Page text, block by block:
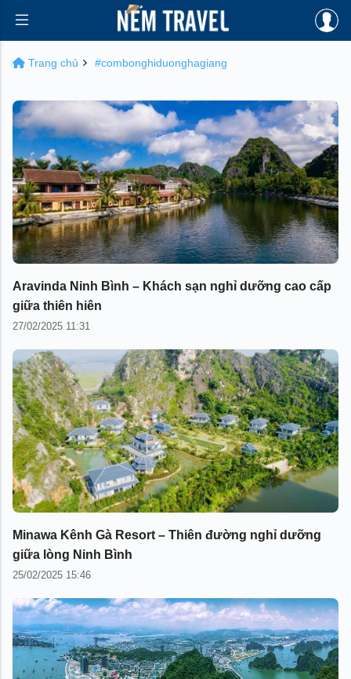
Trang chủ #combonghiduonghagiang
Aravinda Ninh Bình – Khách sạn nghỉ dưỡng cao cấp
giữa thiên hiên
27/02/2025 11:31
Minawa Kênh Gà Resort – Thiên đường nghỉ dưỡng
giữa lòng Ninh Bình
25/02/2025 15:46